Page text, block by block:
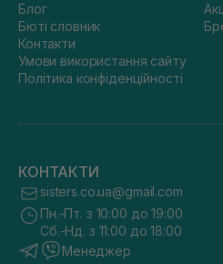
Блог
Бюті словник
Контакти
Умови використання сайту
Політика конфіденційності
КОНТАКТИ
sisters.co.ua@gmail.com
Пн.-Пт. з 10:00 до 19:00
Сб.-Нд. з 11:00 до 18:00
Менеджер